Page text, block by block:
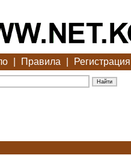
Правила Регистрация